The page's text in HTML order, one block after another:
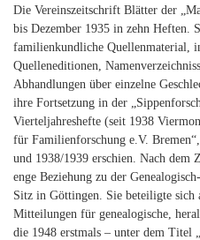
Die Vereinszeitschrift Blätter der
bis Dezember 1935 in zehn Heften.
familienkundliche Quellenmaterial,
Quelleneditionen,
Abhandlungen über einzelne
ihre Fortsetzung in der
Vierteljahreshefte (seit 1938
für Familienforschung e.V.
und 1938/1939 erschien. Nach dem
enge Beziehung zu der
Sitz in Göttingen. Sie beteiligte sich
Mitteilungen für genealogische,
die 1948 erstmals – unter dem Titel